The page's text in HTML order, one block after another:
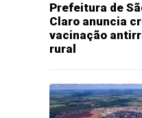
Prefeitura de
Claro anuncia
vacinação
rural